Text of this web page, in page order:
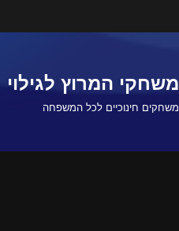
משחקי המרוץ לגילוי
משחקים חינוכיים לכל המשפחה